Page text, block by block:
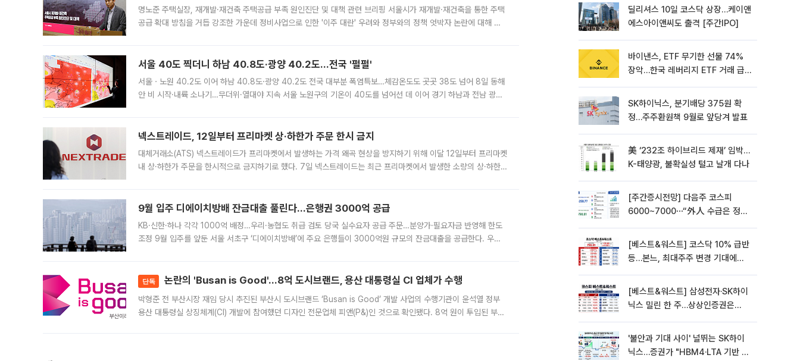
명노준 주택실장, 재개발·재건축 주택공급 부족 원인진단 및 대책 관련 브리핑 서울시가 재개발·재건축을 통한 주택
공급 확대 방침을 거듭 강조한 가운데 정비사업으로 인한 '이주 대란' 우려와 정부와의 정책 엇박자 논란에 대해 정
서울 40도 찍더니 하남 40.8도·광양 40.2도…전국 '펄펄'
서울ㆍ노원 40.2도 이어 하남 40.8도·광양 40.2도 전국 대부분 폭염특보…체감온도도 곳곳 38도 넘어 8일 동해
안 비 시작·내륙 소나기…무더위·열대야 지속 서울 노원구의 기온이 40도를 넘어선 데 이어 경기 하남과 전남 광양
넥스트레이드, 12일부터 프리마켓 상·하한가 주문 한시 금지
대체거래소(ATS) 넥스트레이드가 프리마켓에서 발생하는 가격 왜곡 현상을 방지하기 위해 이달 12일부터 프리마켓
내 상·하한가 주문을 한시적으로 금지하기로 했다. 7일 넥스트레이드는 최근 프리마켓에서 발생한 소량의 상·하한
9월 입주 디에이치방배 잔금대출 풀린다…은행권 3000억 공급
KB·신한·하나 각각 1000억 배정…우리·농협도 취급 검토 당국 실수요자 공급 주문…분양가·필요자금 반영해 한도
조정 9월 입주를 앞둔 서울 서초구 ‘디에이치방배’에 주요 은행들이 3000억원 규모의 잔금대출을 공급한다. 우리
단독 논란의 'Busan is Good'…8억 도시브랜드, 용산 대통령실 CI 업체가 수행
박형준 전 부산시장 재임 당시 추진된 부산시 도시브랜드 ‘Busan is Good’ 개발 사업의 수행기관이 윤석열 정부
용산 대통령실 상징체계(CI) 개발에 참여했던 디자인 전문업체 피앤(P&)인 것으로 확인됐다. 8억 원이 투입된 부산
딜리셔스 10일 코스닥 상장…케이앤
에스아이앤씨도 출격 [주간IPO]
바이낸스, ETF 무기한 선물 74%
장악…한국 레버리지 ETF 거래 급
SK하이닉스, 분기배당 375원 확
정…주주환원책 9월로 앞당겨 발표
美 ‘232조 하이브리드 제재’ 임박…
K-태양광, 불확실성 털고 날개 다나
[주간증시전망] 다음주 코스피
6000~7000⋯“外人 수급은 정책
[베스트&워스트] 코스닥 10% 급반
등…본느, 최대주주 변경 기대에
[베스트&워스트] 삼성전자·SK하이
닉스 밀린 한 주…상상인증권은
'불안과 기대 사이' 널뛰는 SK하이
닉스…증권가 "HBM4·LTA 기반 펀